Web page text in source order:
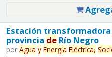
Estación transformadora
provincia deRío Negro
por Agua y Energía Eléctrica,